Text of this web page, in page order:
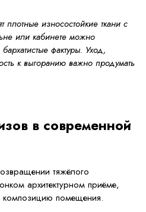
износостойкие ткани с
или кабинете можно
фактуры. Уход,
к выгоранию важно продумать
в современной
тяжёлого
архитектурном приёме,
композицию помещения.